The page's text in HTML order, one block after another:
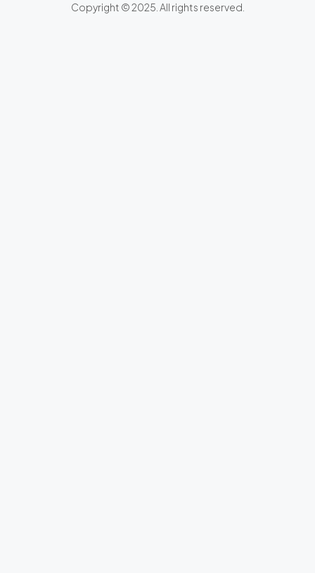
Copyright © 2025. All rights reserved.